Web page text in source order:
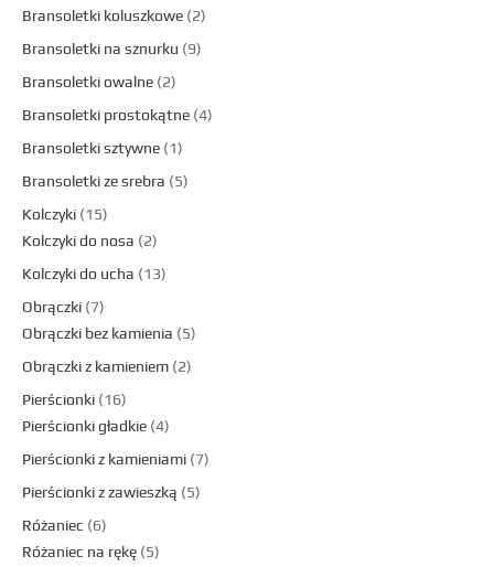
Bransoletki koluszkowe 2
Bransoletki na sznurku
9
Bransoletki owalne 2
Bransoletki prostokątne 4
Bransoletki sztywne 1
Bransoletki ze srebra
5
Kolczyki 15
Kolczyki do nosa
2
Kolczyki do ucha
13
Obrączki 7
Obrączki bez kamienia
5
Obrączki z kamieniem 2
Pierścionki 16
Pierścionki gładkie 4
Pierścionki z kamieniami 7
Pierścionki z zawieszką
5
Różaniec
6
Różaniec na rękę 5